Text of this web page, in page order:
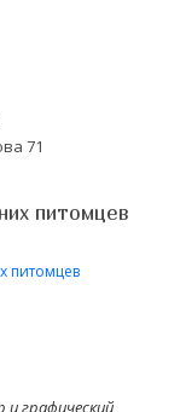
71
питомцев
питомцев
графический